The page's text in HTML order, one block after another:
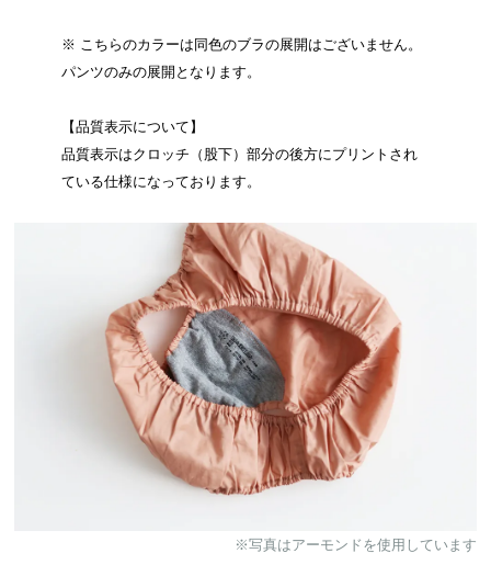
※ こちらのカラーは同色のブラの展開はございません。
パンツのみの展開となります。
【品質表示について】
品質表示はクロッチ（股下）部分の後方にプリントされ
ている仕様になっております。
※写真はアーモンドを使用しています